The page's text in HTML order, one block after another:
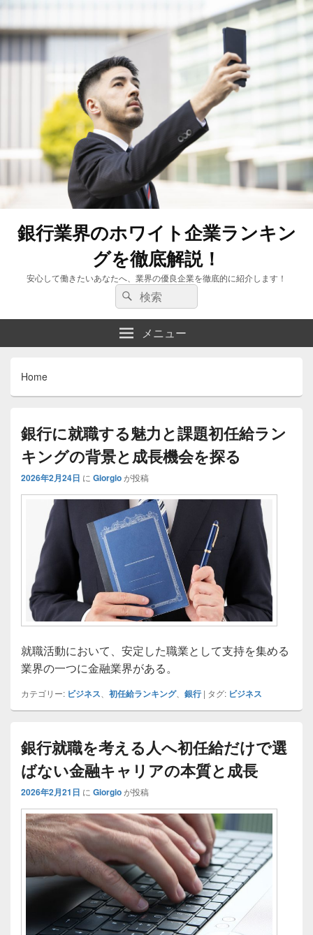
銀行業界のホワイト企業ランキン
グを徹底解説！
安心して働きたいあなたへ、業界の優良企業を徹底的に紹介します！
検
索:
検
索
メニュー
Home
銀行に就職する魅力と課題初任給ラン
キングの背景と成長機会を探る
2026年2月24日 に Giorgioが投稿
就職活動において、安定した職業として支持を集める
業界の一つに金融業界がある。
カテゴリー: ビジネス 初任給ランキング、 銀行 | タグ: ビジネス
銀行就職を考える人へ初任給だけで選
ばない金融キャリアの本質と成長
2026年2月21日 に Giorgioが投稿